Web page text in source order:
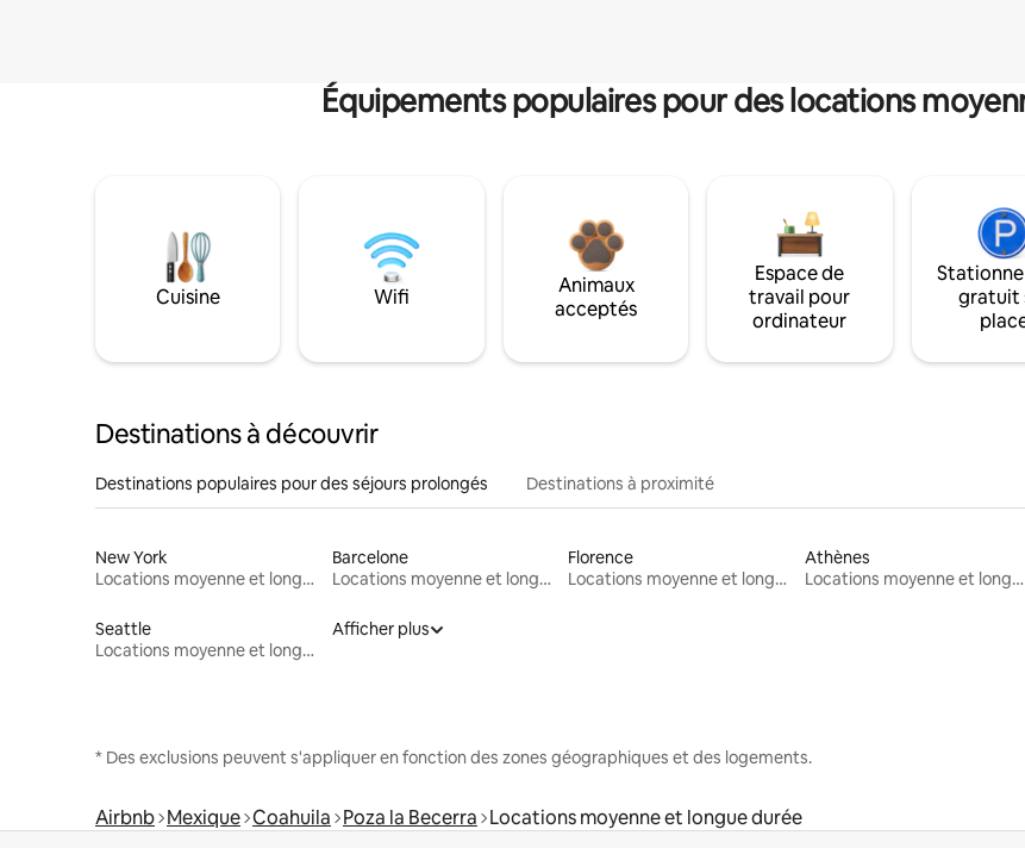
Équipements populaires pour des locations
Cuisine Wifi
Animaux
acceptés
Espace de
travail pour
ordinateur
gratuit
Destinations à découvrir
Destinations populaires pour des séjours prolongés Destinations à proximité
New York
Locations moyenne et longue durée
Barcelone
Locations moyenne et longue durée
Florence
Locations moyenne et longue durée
Athènes
Locations moyenne et longue durée
Seattle
Locations moyenne et longue durée
Afficher plus
* Des exclusions peuvent s'appliquer en fonction des zones géographiques et des logements.
Airbnb Mexique Coahuila Poza la Becerra Locations moyenne et longue durée